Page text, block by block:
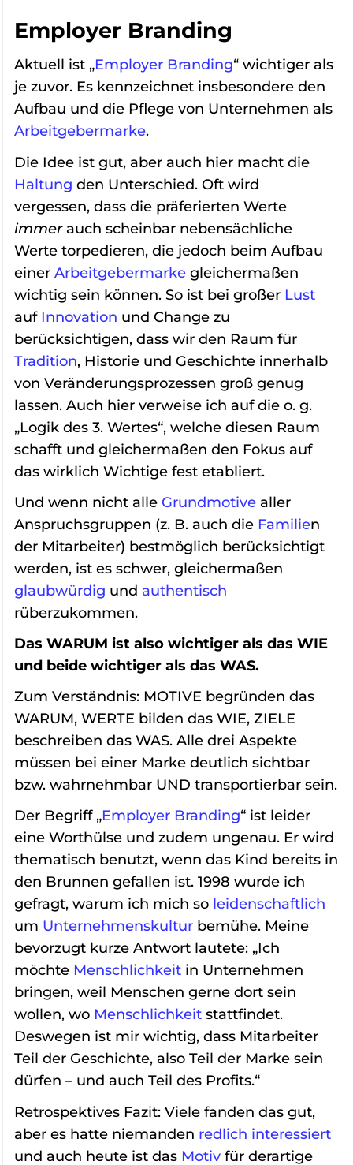
Employer Branding
Aktuell ist „Employer Branding“ wichtiger als
je zuvor. Es kennzeichnet insbesondere den
Aufbau und die Pflege von Unternehmen als
Arbeitgebermarke.
Die Idee ist gut, aber auch hier macht die
Haltung den Unterschied. Oft wird
vergessen, dass die präferierten Werte
immer auch scheinbar nebensächliche
Werte torpedieren, die jedoch beim Aufbau
einer Arbeitgebermarke gleichermaßen
wichtig sein können. So ist bei großer Lust
auf Innovation und Change zu
berücksichtigen, dass wir den Raum für
Tradition, Historie und Geschichte innerhalb
von Veränderungsprozessen groß genug
lassen. Auch hier verweise ich auf die o. g.
„Logik des 3. Wertes“, welche diesen Raum
schafft und gleichermaßen den Fokus auf
das wirklich Wichtige fest etabliert.
Und wenn nicht alle Grundmotive aller
Anspruchsgruppen (z. B. auch die Familien
der Mitarbeiter) bestmöglich berücksichtigt
werden, ist es schwer, gleichermaßen
glaubwürdig und authentisch
rüberzukommen.
Das WARUM ist also wichtiger als das WIE
und beide wichtiger als das WAS.
Zum Verständnis: MOTIVE begründen das
WARUM, WERTE bilden das WIE, ZIELE
beschreiben das WAS. Alle drei Aspekte
müssen bei einer Marke deutlich sichtbar
bzw. wahrnehmbar UND transportierbar sein.
Der Begriff „Employer Branding“ ist leider
eine Worthülse und zudem ungenau. Er wird
thematisch benutzt, wenn das Kind bereits in
den Brunnen gefallen ist. 1998 wurde ich
gefragt, warum ich mich so leidenschaftlich
um Unternehmenskultur bemühe. Meine
bevorzugt kurze Antwort lautete: „Ich
möchte Menschlichkeit in Unternehmen
bringen, weil Menschen gerne dort sein
wollen, wo Menschlichkeit stattfindet.
Deswegen ist mir wichtig, dass Mitarbeiter
Teil der Geschichte, also Teil der Marke sein
dürfen – und auch Teil des Profits.“
Retrospektives Fazit: Viele fanden das gut,
aber es hatte niemanden redlich interessiert
und auch heute ist das Motiv für derartige